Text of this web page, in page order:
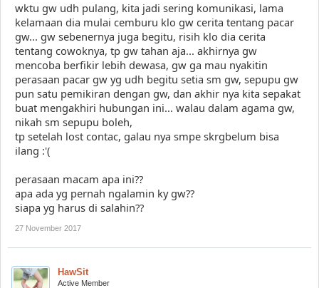
wktu gw udh pulang, kita jadi sering komunikasi, lama
kelamaan dia mulai cemburu klo gw cerita tentang pacar
gw... gw sebenernya juga begitu, risih klo dia cerita
tentang cowoknya, tp gw tahan aja... akhirnya gw
mencoba berfikir lebih dewasa, gw ga mau nyakitin
perasaan pacar gw yg udh begitu setia sm gw, sepupu gw
pun satu pemikiran dengan gw, dan akhir nya kita sepakat
buat mengakhiri hubungan ini... walau dalam agama gw,
nikah sm sepupu boleh,
tp setelah lost contac, galau nya smpe skrgbelum bisa
ilang :'(
perasaan macam apa ini??
apa ada yg pernah ngalamin ky gw??
siapa yg harus di salahin??
27 November 2017
HawSit
Active Member